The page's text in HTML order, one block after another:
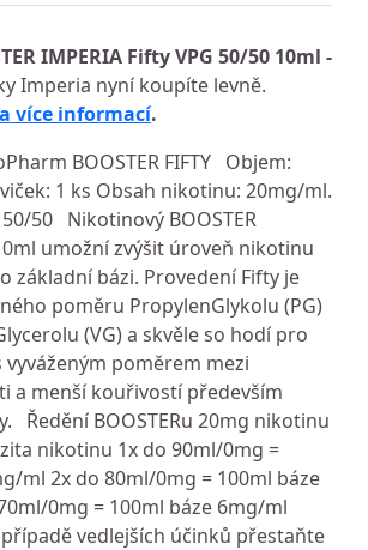
IMPERIA Fifty VPG 50/50 10ml -
Imperia nyní koupíte levně.
více informací.
BOOSTER FIFTY Objem:
1 ks Obsah nikotinu: 20mg/ml.
50 Nikotinový BOOSTER
umožní zvýšit úroveň nikotinu
základní bázi. Provedení Fifty je
poměru PropylenGlykolu (PG)
(VG) a skvěle so hodí pro
poměrem mezi
a menší kouřivostí především
Ředění BOOSTERu 20mg nikotinu
nikotinu 1x do 90ml/0mg =
ml 2x do 80ml/0mg = 100ml báze
0mg = 100ml báze 6mg/ml
vedlejších účinků přestaňte